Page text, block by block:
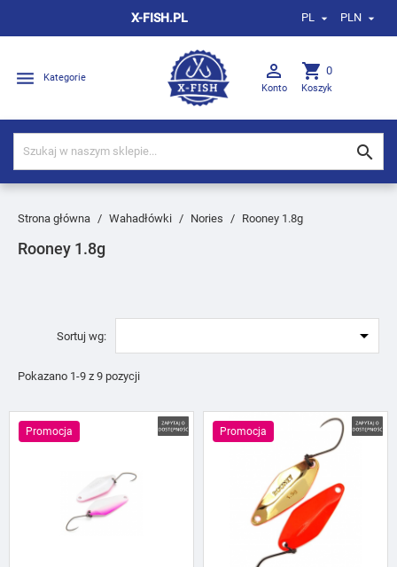
X-FISH.PL PL  PLN 
 Kategorie 
Konto
shopping_cart 0
Koszyk

Strona główna Wahadłówki Nories Rooney 1.8g
Rooney 1.8g
Sortuj wg: 
Pokazano 1-9 z 9 pozycji
Promocja Promocja